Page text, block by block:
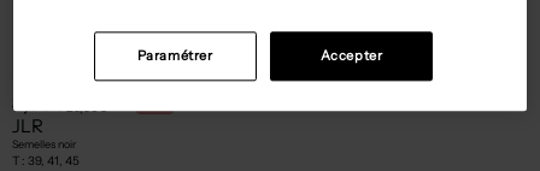
8,98€ 29,90€
JLR
Semelles noir
T : 39, 41, 45
Accepter
Paramétrer